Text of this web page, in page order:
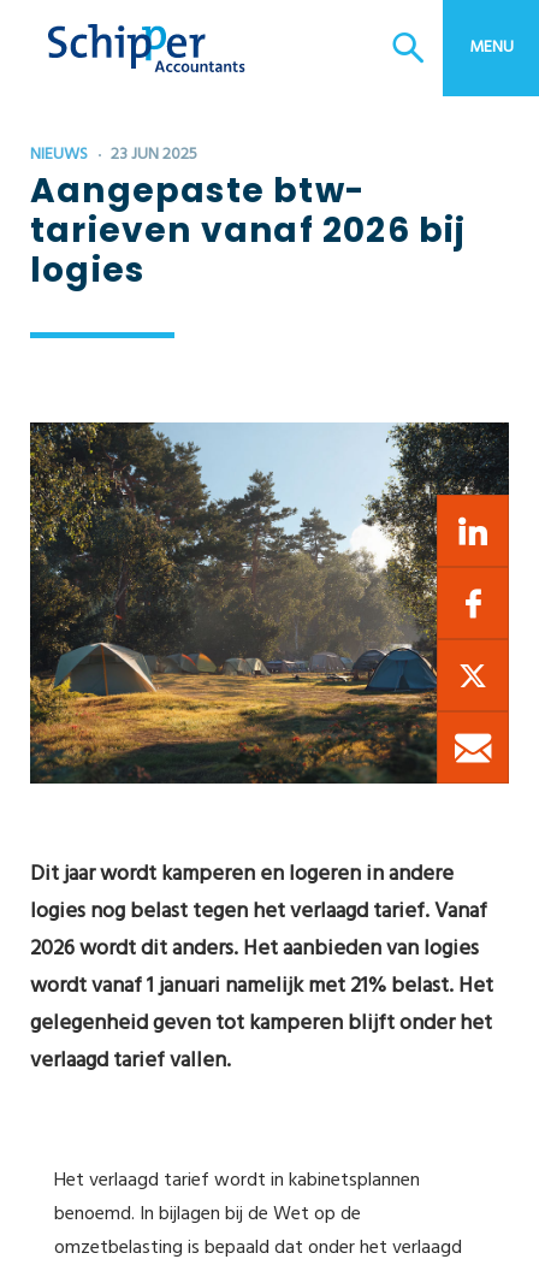
MENU
NIEUWS 23 JUN 2025
Aangepaste btw-
tarieven vanaf 2026 bij
logies
Dit jaar wordt kamperen en logeren in andere
logies nog belast tegen het verlaagd tarief. Vanaf
2026 wordt dit anders. Het aanbieden van logies
wordt vanaf 1 januari namelijk met 21% belast. Het
gelegenheid geven tot kamperen blijft onder het
verlaagd tarief vallen.
Het verlaagd tarief wordt in kabinetsplannen
benoemd. In bijlagen bij de Wet op de
omzetbelasting is bepaald dat onder het verlaagd